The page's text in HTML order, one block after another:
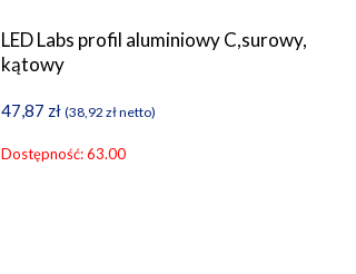
LED Labs profil aluminiowy C,surowy,
kątowy
47,87 zł (38,92 złnetto)
Dostępność: 63.00